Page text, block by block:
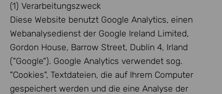
(1) Verarbeitungszweck
Diese Website benutzt Google Analytics, einen
Webanalysedienst der Google Ireland Limited,
Gordon House, Barrow Street, Dublin 4, Irland
("Google"). Google Analytics verwendet sog.
"Cookies", Textdateien, die auf Ihrem Computer
gespeichert werden und die eine Analyse der